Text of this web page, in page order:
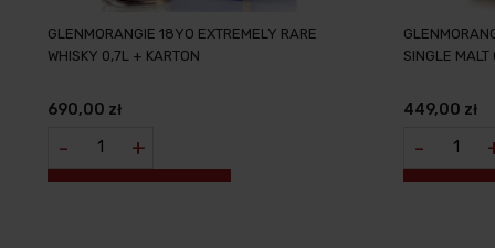
GLENMORANGIE 18YO EXTREMELY RARE
WHISKY 0,7L + KARTON
690,00 zł
- +
SINGLE
449,00 zł
-